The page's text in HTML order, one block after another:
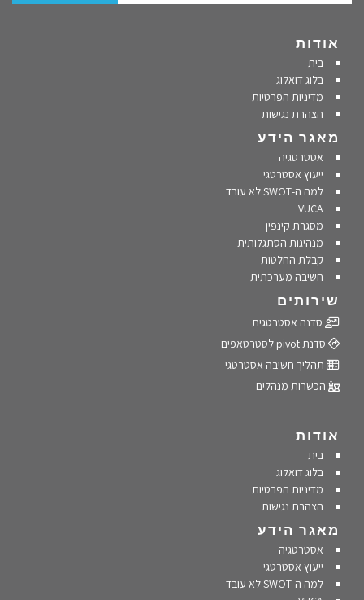
אודות
בית
בלוג דואלוג
מדיניות הפרטיות
הצהרת נגישות
מאגר הידע
אסטרטגיה
ייעוץ אסטרטגי
למה ה-SWOT לא עובד
VUCA
מסגרת קינפין
מנהיגות הסתגלותית
קבלת החלטות
חשיבה מערכתית
שירותים
סדנה אסטרטגית
סדנת pivot לסטרטאפים
תהליך חשיבה אסטרטגי
הכשרות מנהלים
אודות
בית
בלוג דואלוג
מדיניות הפרטיות
הצהרת נגישות
מאגר הידע
אסטרטגיה
ייעוץ אסטרטגי
למה ה-SWOT לא עובד